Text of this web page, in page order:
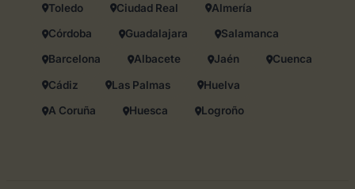
Toledo Ciudad Real Almería
Córdoba Guadalajara Salamanca
Barcelona Albacete Jaén Cuenca
Cádiz Las Palmas Huelva
A Coruña Huesca Logroño